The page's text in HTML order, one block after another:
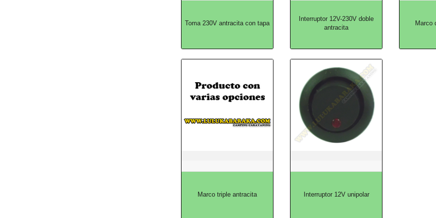
Toma 230V antracita con tapa
Interruptor 12V-230V doble
antracita
Marco
Marco triple antracita Interruptor 12V unipolar